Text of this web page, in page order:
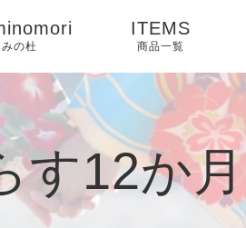
の杜
ITEMS
商品一覧
す12か月